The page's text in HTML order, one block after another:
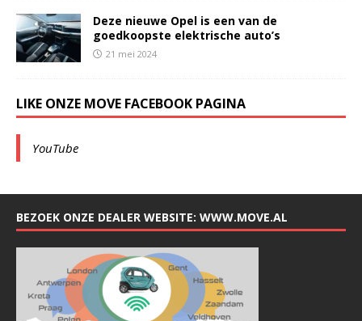
Deze nieuwe Opel is een van de
goedkoopste elektrische auto’s
21 mei 2024
LIKE ONZE MOVE FACEBOOK PAGINA
YouTube
BEZOEK ONZE DEALER WEBSITE: WWW.MOVE.AL